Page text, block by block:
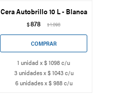
Cera Autobrillo 10 L - Blanca
$878 $1.098
1 unidad x $ 1098 c/u
3 unidades x $ 1043 c/u
6 unidades x $ 988 c/u